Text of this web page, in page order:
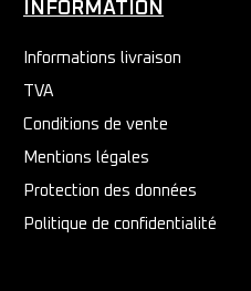
INFORMATION
Informations livraison
TVA
Conditions de vente
Mentions légales
Protection des données
Politique de confidentialité